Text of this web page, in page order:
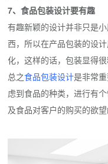
7、食品包装设计要有趣
有趣新颖的设计并非只是
西，所以在产品包装的设
化，这样的话，包装显得
总之食品包装设计是非常
虑到食品的种类，进行有
及食品对客户的购买的欲望